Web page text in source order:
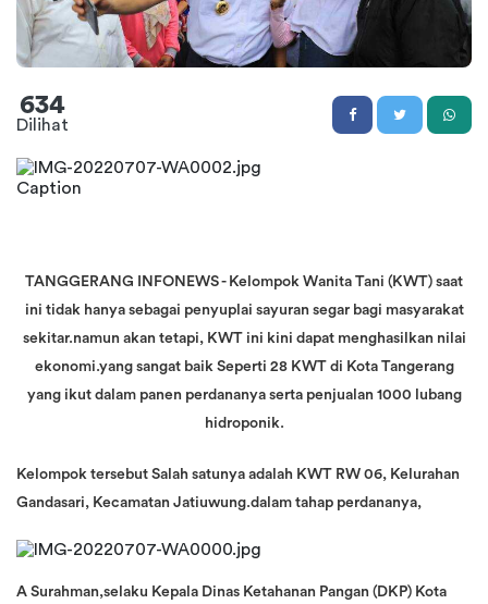
634
Dilihat
Caption
TANGGERANG INFONEWS - Kelompok Wanita Tani (KWT) saat
ini tidak hanya sebagai penyuplai sayuran segar bagi masyarakat
sekitar.namun akan tetapi, KWT ini kini dapat menghasilkan nilai
ekonomi.yang sangat baik Seperti 28 KWT di Kota Tangerang
yang ikut dalam panen perdananya serta penjualan 1000 lubang
hidroponik.
Kelompok tersebut Salah satunya adalah KWT RW 06, Kelurahan
Gandasari, Kecamatan Jatiuwung.dalam tahap perdananya,
A Surahman,selaku Kepala Dinas Ketahanan Pangan (DKP) Kota